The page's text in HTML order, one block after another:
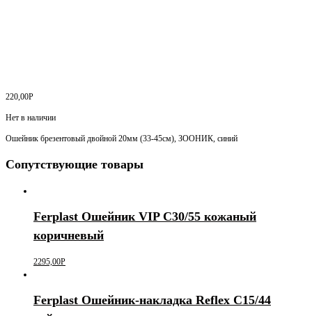
220,00Р
Нет в наличии
Ошейник брезентовый двойной 20мм (33-45см), ЗООНИК, синий
Сопутствующие товары
Ferplast Ошейник VIP C30/55 кожаный
коричневый
2295,00Р
Ferplast Ошейник-накладка Reflex C15/44